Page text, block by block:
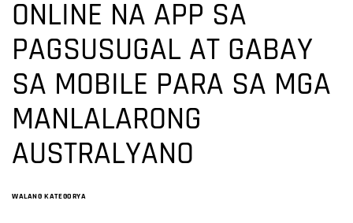
ONLINE NA APP SA
PAGSUSUGAL AT GABAY
SA MOBILE PARA SA MGA
MANLALARONG
AUSTRALYANO
WALANG KATEGORYA